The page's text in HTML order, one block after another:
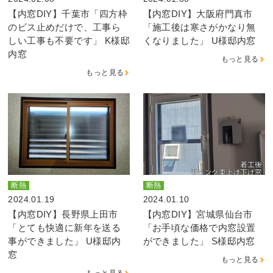
【内窓DIY】千葉市「四方枠
のビス止めだけで、工事ら
しい工事も不要です」 K様邸
内窓
もっと見る
【内窓DIY】大阪府門真市
「施工後は寒さがかなり無
くなりました」 U様邸内窓
もっと見る
断熱
2024.01.19
【内窓DIY】長野県上田市
「とても快適に新年を送る
事ができました」 U様邸内
窓
断熱
2024.01.10
【内窓DIY】宮城県仙台市
「お手頃な価格で内窓設置
ができました」 S様邸内窓
もっと見る